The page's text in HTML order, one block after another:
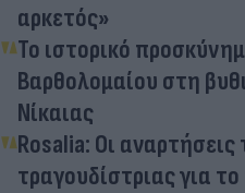
αρκετός»
Το ιστορικό
Βαρθολομαίου στη
Νίκαιας
Rosalia: Οι αναρτήσεις
τραγουδίστριας για